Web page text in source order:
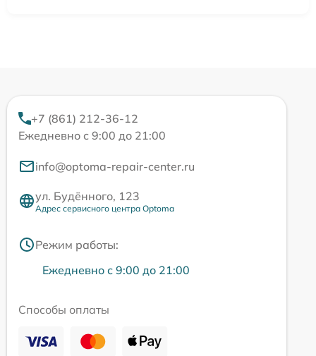
+7 (861) 212-36-12
Ежедневно с 9:00 до 21:00
info@optoma-repair-center.ru
ул. Будённого, 123
Адрес сервисного центра Optoma
Режим работы:
Ежедневно с 9:00 до 21:00
Способы оплаты